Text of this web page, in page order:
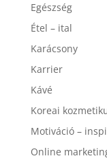
Egészség
Étel – ital
Karácsony
Karrier
Kávé
Koreai
Motiváció –
Online